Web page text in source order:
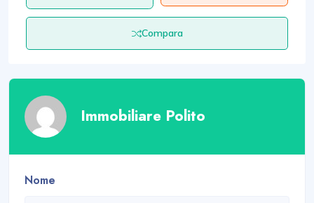
Compara
Immobiliare Polito
Nome